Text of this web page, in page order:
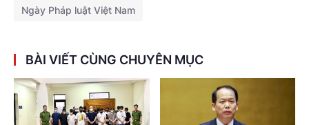
Ngày Pháp luật Việt Nam
BÀI VIẾT CÙNG CHUYÊN MỤC